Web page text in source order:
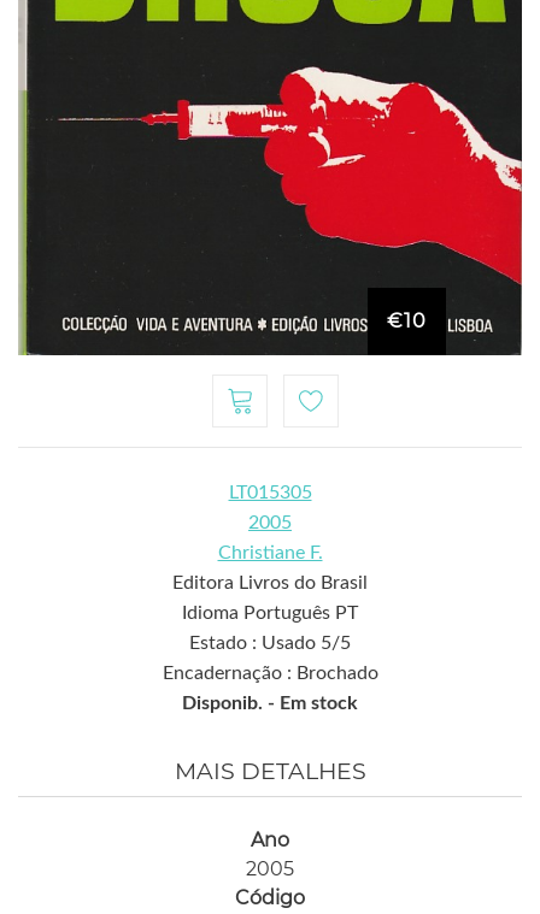
€10
LT015305
2005
Christiane F.
Editora Livros do Brasil
Idioma Português PT
Estado : Usado 5/5
Encadernação : Brochado
Disponib. - Em stock
MAIS DETALHES
Ano
2005
Código